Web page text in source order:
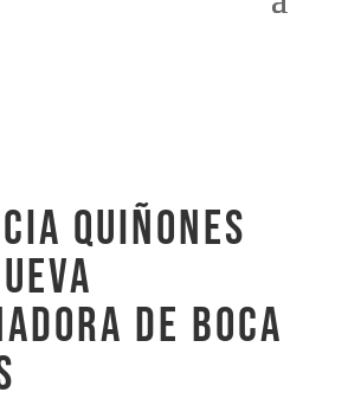
Quiñones
de Boca